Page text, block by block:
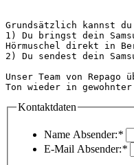
Grundsätzlich kannst du
1) Du bringst dein
Hörmuschel direkt in
2) Du sendest dein
Unser Team von
Ton
Kontaktdaten
Name Absender:*
E-Mail Absender:*